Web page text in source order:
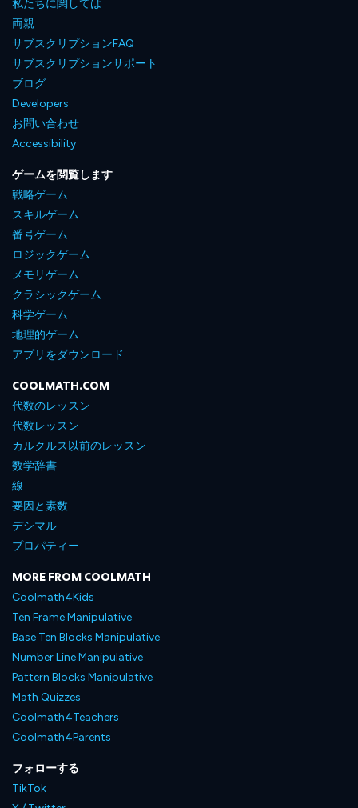
私たちに関しては
両親
サブスクリプションFAQ
サブスクリプションサポート
ブログ
Developers
お問い合わせ
Accessibility
ゲームを閲覧します
戦略ゲーム
スキルゲーム
番号ゲーム
ロジックゲーム
メモリゲーム
クラシックゲーム
科学ゲーム
地理的ゲーム
アプリをダウンロード
COOLMATH.COM
代数のレッスン
代数レッスン
カルクルス以前のレッスン
数学辞書
線
要因と素数
デシマル
プロパティー
MORE FROM COOLMATH
Coolmath4Kids
Ten Frame Manipulative
Base Ten Blocks Manipulative
Number Line Manipulative
Pattern Blocks Manipulative
Math Quizzes
Coolmath4Teachers
Coolmath4Parents
フォローする
TikTok